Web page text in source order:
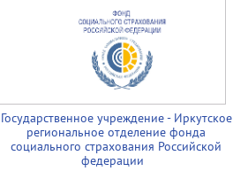
Государственное учреждение - Иркутское
региональное отделение фонда
социального страхования Российской
федерации